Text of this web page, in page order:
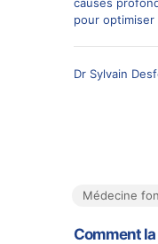
pour optimiser
Dr Sylvain
Médecine
Comment